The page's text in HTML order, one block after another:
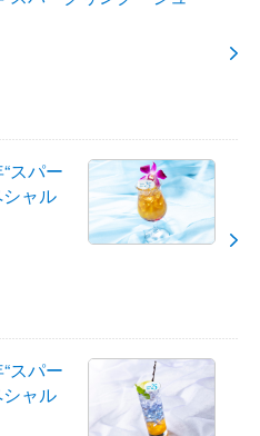
スパー
ャル
スパー
ャル